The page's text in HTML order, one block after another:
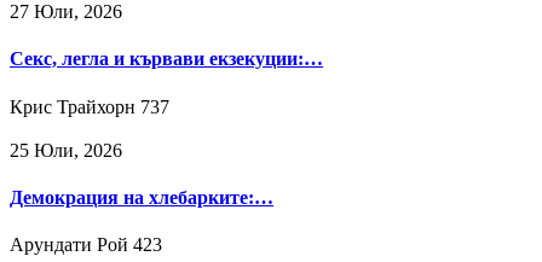
27 Юли, 2026
Секс, легла и кървави екзекуции:…
Крис Трайхорн 737
25 Юли, 2026
Демокрация на хлебарките:…
Арундати Рой 423